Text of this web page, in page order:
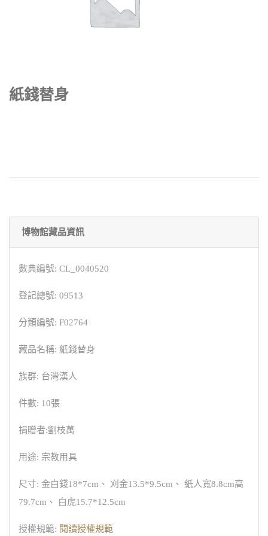
紙錢替身
博物館藏品資訊
數典編號: CL_0040520
登記總號: 09513
分類編號: F02764
藏品名稱: 紙錢替身
族群: 台灣漢人
件數: 10張
捐贈者:劉枝萬
用途: 宗教用具
尺寸: 金白錢18*7cm、 刈金13.5*9.5cm、 紙人寬8.8cm高
79.7cm、 白虎15.7*12.5cm
授權規範: 閱讀授權規範